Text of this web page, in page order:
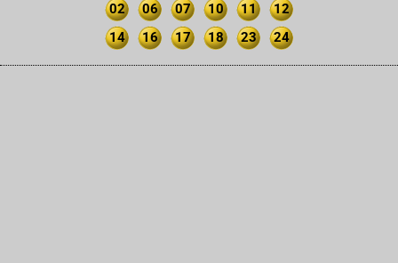
02
06 07 10 11
12
14
16 17 18 23 24